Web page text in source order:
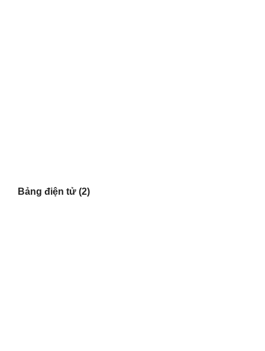
Bảng điện tử (2)